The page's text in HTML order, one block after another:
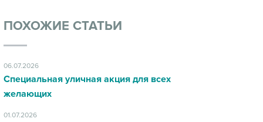
ПОХОЖИЕ СТАТЬИ
06.07.2026
Специальная уличная акция для всех
желающих
01.07.2026